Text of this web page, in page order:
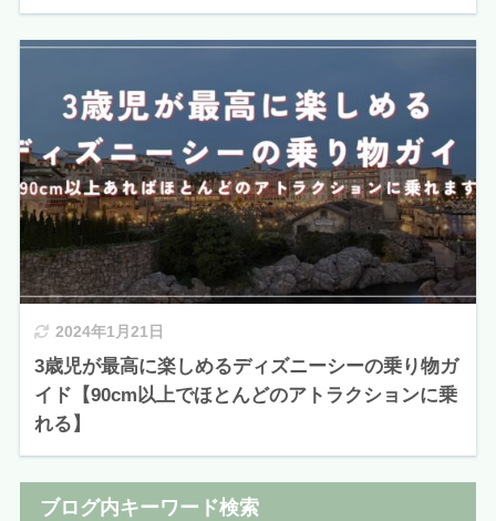
2024年1月21日
3歳児が最高に楽しめるディズニーシーの乗り物ガ
イド【90cm以上でほとんどのアトラクションに乗
れる】
ブログ内キーワード検索